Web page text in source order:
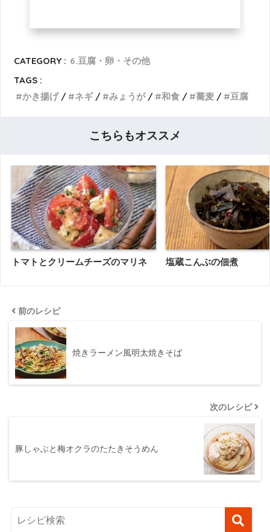
CATEGORY : 6.豆腐・卵・その他
TAGS :
かき揚げ
ネギ みょうが 和食 蕎麦 豆腐
こちらもオススメ
トマトとクリームチーズのマリネ 塩蔵こんぶの佃煮
前のレシピ
焼きラーメン風明太焼きそば
次のレシピ
豚しゃぶと梅オクラのたたきそうめん